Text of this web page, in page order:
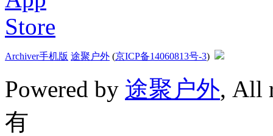
Archiver手机版 途聚户外 (京ICP备14060813号-3)
Powered by 途聚户外, All
有